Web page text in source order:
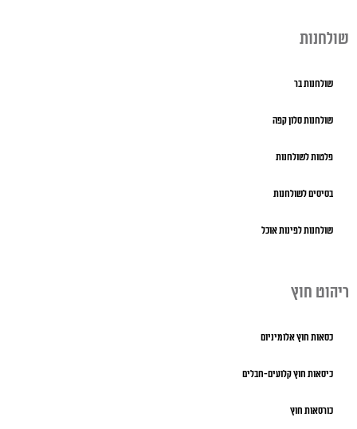
שולחנות
שולחנות בר
שולחנות סלון קפה
פלטות לשולחנות
בסיסים לשולחנות
שולחנות לפינות אוכל
ריהוט חוץ
כסאות חוץ אלומיניום
כיסאות חוץ קלועים-חבלים
כורסאות חוץ